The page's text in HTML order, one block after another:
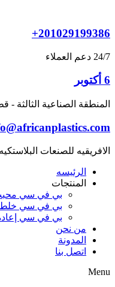
content
+201029199386
24/7 دعم العملاء
6 أكتوبر
المنطقة الصناعية الثالثة -
الافريقيه للصنعات
الرئيسه
المنتجات
بي في سي
بي في سي خلط
بي في سي إعادة
من نحن
المدونة
اتصل بنا
Menu